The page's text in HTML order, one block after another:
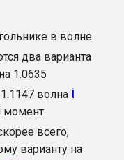
в волне
два варианта
1.0635
волна i
момент
всего,
варианту на